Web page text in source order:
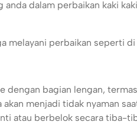
dalam perbaikan kaki
melayani perbaikan seperti di
bagian lengan,
menjadi tidak nyaman
atau berbelok secara tiba-